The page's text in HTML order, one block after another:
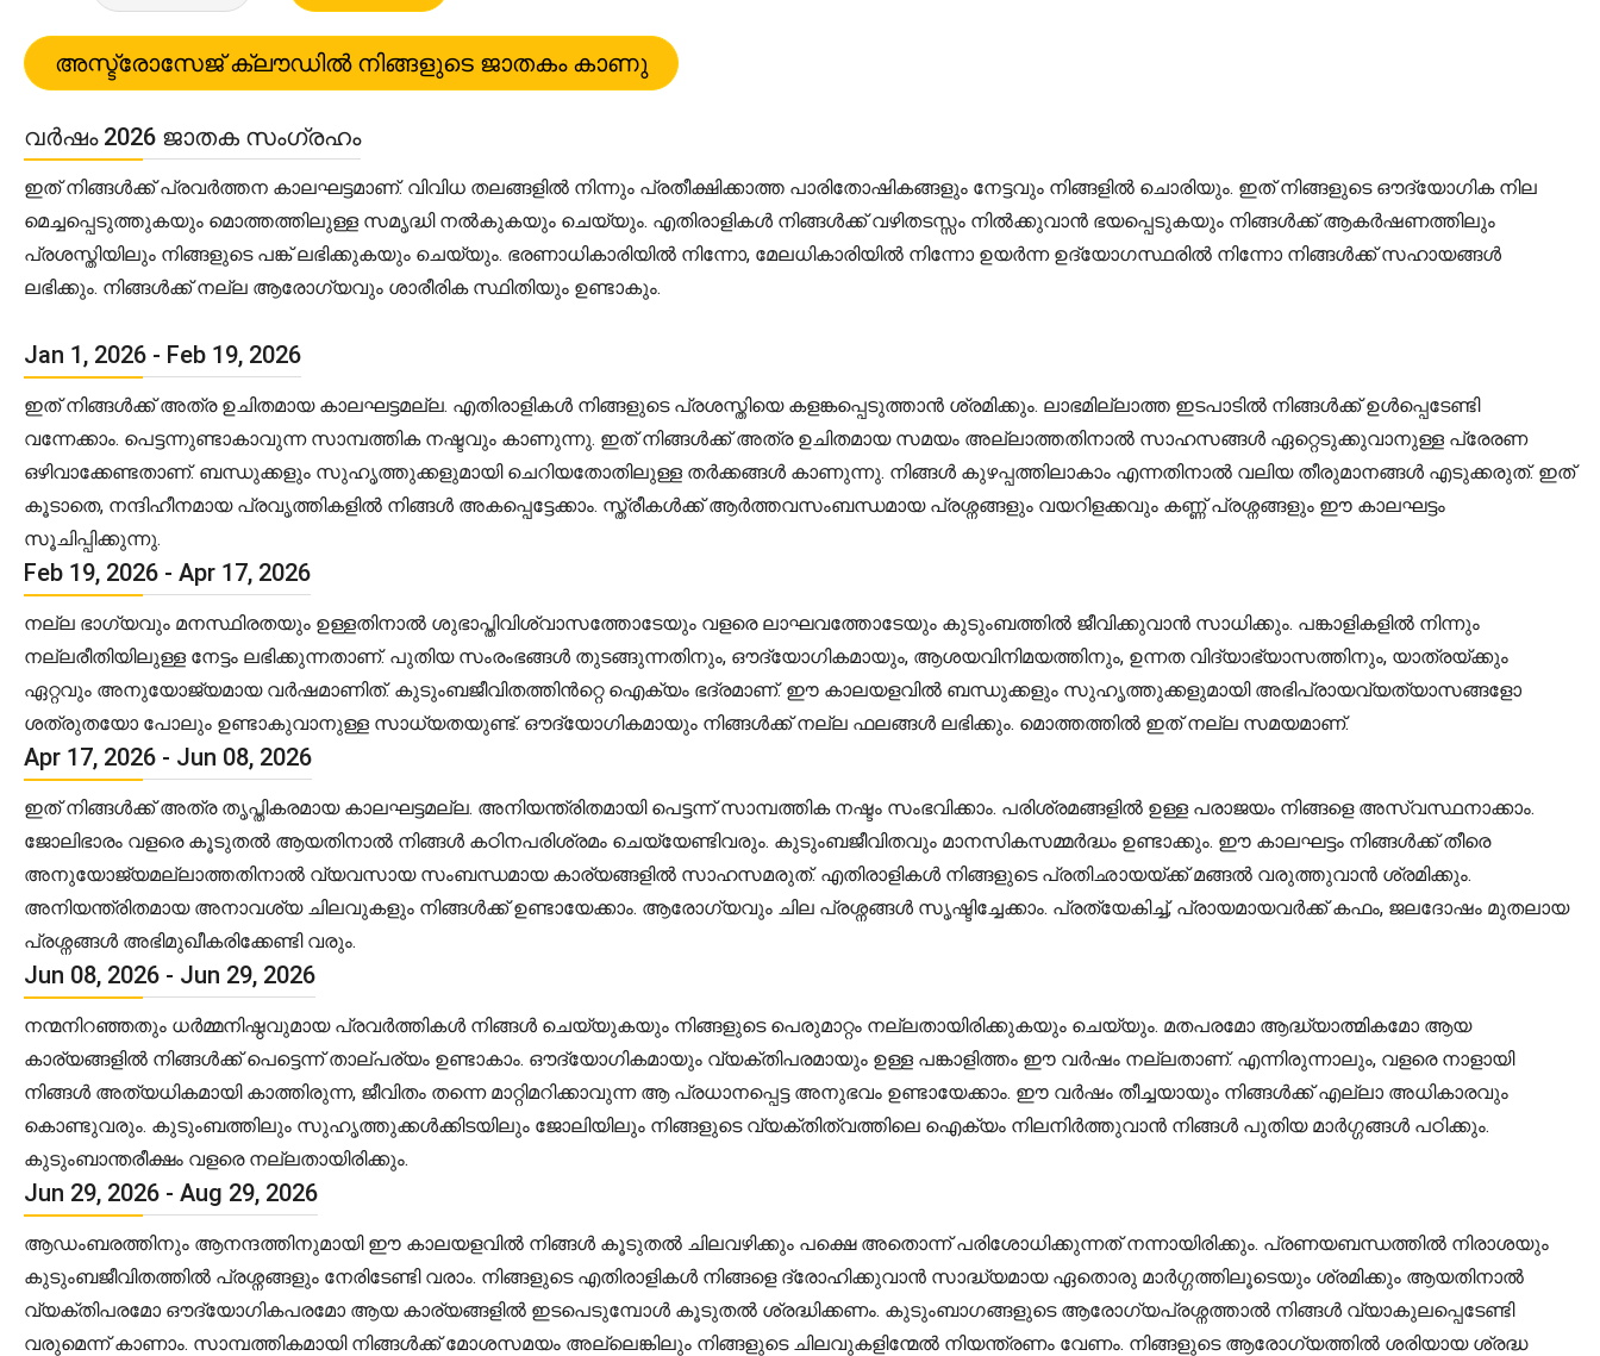
വർഷം 2026 ജാതക സംഗ്രഹം
ഇത് നിങ്ങൾക്ക് പ്രവർത്തന കാലഘട്ടമാണ്. വിവിധ തലങ്ങളിൽ നിന്നും പ്രതീക്ഷിക്കാത്ത പാരിതോഷികങ്ങളും നേട്ടവും നിങ്ങളിൽ ചൊരിയും. ഇത് നിങ്ങളുടെ ഔദ്യോഗിക നില
മെച്ചപ്പെടുത്തുകയും മൊത്തത്തിലുള്ള സമൃദ്ധി നൽകുകയും ചെയ്യും. എതിരാളികൾ നിങ്ങൾക്ക് വഴിതടസ്സം നിൽക്കുവാൻ ഭയപ്പെടുകയും നിങ്ങൾക്ക് ആകർഷണത്തിലും
പ്രശസ്തിയിലും നിങ്ങളുടെ പങ്ക് ലഭിക്കുകയും ചെയ്യും. ഭരണാധികാരിയിൽ നിന്നോ, മേലധികാരിയിൽ നിന്നോ ഉയർന്ന ഉദ്യോഗസ്ഥരിൽ നിന്നോ നിങ്ങൾക്ക് സഹായങ്ങൾ
ലഭിക്കും. നിങ്ങൾക്ക് നല്ല ആരോഗ്യവും ശാരീരിക സ്ഥിതിയും ഉണ്ടാകും.
Jan 1, 2026 - Feb 19, 2026
ഇത് നിങ്ങൾക്ക് അത്ര ഉചിതമായ കാലഘട്ടമല്ല. എതിരാളികൾ നിങ്ങളുടെ പ്രശസ്തിയെ കളങ്കപ്പെടുത്താൻ ശ്രമിക്കും. ലാഭമില്ലാത്ത ഇടപാടിൽ നിങ്ങൾക്ക് ഉൾപ്പെടേണ്ടി
വന്നേക്കാം. പെട്ടന്നുണ്ടാകാവുന്ന സാമ്പത്തിക നഷ്ടവും കാണുന്നു. ഇത് നിങ്ങൾക്ക് അത്ര ഉചിതമായ സമയം അല്ലാത്തതിനാൽ സാഹസങ്ങൾ ഏറ്റെടുക്കുവാനുള്ള പ്രേരണ
ഒഴിവാക്കേണ്ടതാണ്. ബന്ധുക്കളും സുഹൃത്തുക്കളുമായി ചെറിയതോതിലുള്ള തർക്കങ്ങൾ കാണുന്നു. നിങ്ങൾ കുഴപ്പത്തിലാകാം എന്നതിനാൽ വലിയ തീരുമാനങ്ങൾ എടുക്കരുത്. ഇത്
കൂടാതെ, നന്ദിഹീനമായ പ്രവൃത്തികളിൽ നിങ്ങൾ അകപ്പെട്ടേക്കാം. സ്ത്രീകൾക്ക് ആർത്തവസംബന്ധമായ പ്രശ്നങ്ങളും വയറിളക്കവും കണ്ണ് പ്രശ്നങ്ങളും ഈ കാലഘട്ടം
സൂചിപ്പിക്കുന്നു.
Feb 19, 2026 - Apr 17, 2026
നല്ല ഭാഗ്യവും മനസ്ഥിരതയും ഉള്ളതിനാൽ ശുഭാപ്തിവിശ്വാസത്തോടേയും വളരെ ലാഘവത്തോടേയും കുടുംബത്തിൽ ജീവിക്കുവാൻ സാധിക്കും. പങ്കാളികളിൽ നിന്നും
നല്ലരീതിയിലുള്ള നേട്ടം ലഭിക്കുന്നതാണ്. പുതിയ സംരംഭങ്ങൾ തുടങ്ങുന്നതിനും, ഔദ്യോഗികമായും, ആശയവിനിമയത്തിനും, ഉന്നത വിദ്യാഭ്യാസത്തിനും, യാത്രയ്ക്കും
ഏറ്റവും അനുയോജ്യമായ വർഷമാണിത്. കുടുംബജീവിതത്തിൻറ്റെ ഐക്യം ഭദ്രമാണ്. ഈ കാലയളവിൽ ബന്ധുക്കളും സുഹൃത്തുക്കളുമായി അഭിപ്രായവ്യത്യാസങ്ങളോ
ശത്രുതയോ പോലും ഉണ്ടാകുവാനുള്ള സാധ്യതയുണ്ട്. ഔദ്യോഗികമായും നിങ്ങൾക്ക് നല്ല ഫലങ്ങൾ ലഭിക്കും. മൊത്തത്തിൽ ഇത് നല്ല സമയമാണ്.
Apr 17, 2026 - Jun 08, 2026
ഇത് നിങ്ങൾക്ക് അത്ര തൃപ്തികരമായ കാലഘട്ടമല്ല. അനിയന്ത്രിതമായി പെട്ടന്ന് സാമ്പത്തിക നഷ്ടം സംഭവിക്കാം. പരിശ്രമങ്ങളിൽ ഉള്ള പരാജയം നിങ്ങളെ അസ്വസ്ഥനാക്കാം.
ജോലിഭാരം വളരെ കൂടുതൽ ആയതിനാൽ നിങ്ങൾ കഠിനപരിശ്രമം ചെയ്യേണ്ടിവരും. കുടുംബജീവിതവും മാനസികസമ്മർദ്ധം ഉണ്ടാക്കും. ഈ കാലഘട്ടം നിങ്ങൾക്ക് തീരെ
അനുയോജ്യമല്ലാത്തതിനാൽ വ്യവസായ സംബന്ധമായ കാര്യങ്ങളിൽ സാഹസമരുത്. എതിരാളികൾ നിങ്ങളുടെ പ്രതിഛായയ്ക്ക് മങ്ങൽ വരുത്തുവാൻ ശ്രമിക്കും.
അനിയന്ത്രിതമായ അനാവശ്യ ചിലവുകളും നിങ്ങൾക്ക് ഉണ്ടായേക്കാം. ആരോഗ്യവും ചില പ്രശ്നങ്ങൾ സൃഷ്ടിച്ചേക്കാം. പ്രത്യേകിച്ച്, പ്രായമായവർക്ക് കഫം, ജലദോഷം മുതലായ
പ്രശ്നങ്ങൾ അഭിമുഖീകരിക്കേണ്ടി വരും.
Jun 08, 2026 - Jun 29, 2026
നന്മനിറഞ്ഞതും ധർമ്മനിഷ്ഠവുമായ പ്രവർത്തികൾ നിങ്ങൾ ചെയ്യുകയും നിങ്ങളുടെ പെരുമാറ്റം നല്ലതായിരിക്കുകയും ചെയ്യും. മതപരമോ ആദ്ധ്യാത്മികമോ ആയ
കാര്യങ്ങളിൽ നിങ്ങൾക്ക് പെട്ടെന്ന് താല്പര്യം ഉണ്ടാകാം. ഔദ്യോഗികമായും വ്യക്തിപരമായും ഉള്ള പങ്കാളിത്തം ഈ വർഷം നല്ലതാണ്. എന്നിരുന്നാലും, വളരെ നാളായി
നിങ്ങൾ അത്യധികമായി കാത്തിരുന്ന, ജീവിതം തന്നെ മാറ്റിമറിക്കാവുന്ന ആ പ്രധാനപ്പെട്ട അനുഭവം ഉണ്ടായേക്കാം. ഈ വർഷം തീച്ചയായും നിങ്ങൾക്ക് എല്ലാ അധികാരവും
കൊണ്ടുവരും. കുടുംബത്തിലും സുഹൃത്തുക്കൾക്കിടയിലും ജോലിയിലും നിങ്ങളുടെ വ്യക്തിത്വത്തിലെ ഐക്യം നിലനിർത്തുവാൻ നിങ്ങൾ പുതിയ മാർഗ്ഗങ്ങൾ പഠിക്കും.
കുടുംബാന്തരീക്ഷം വളരെ നല്ലതായിരിക്കും.
Jun 29, 2026 - Aug 29, 2026
ആഡംബരത്തിനും ആനന്ദത്തിനുമായി ഈ കാലയളവിൽ നിങ്ങൾ കൂടുതൽ ചിലവഴിക്കും പക്ഷെ അതൊന്ന് പരിശോധിക്കുന്നത് നന്നായിരിക്കും. പ്രണയബന്ധത്തിൽ നിരാശയും
കുടുംബജീവിതത്തിൽ പ്രശ്നങ്ങളും നേരിടേണ്ടി വരാം. നിങ്ങളുടെ എതിരാളികൾ നിങ്ങളെ ദ്രോഹിക്കുവാൻ സാദ്ധ്യമായ ഏതൊരു മാർഗ്ഗത്തിലൂടെയും ശ്രമിക്കും ആയതിനാൽ
വ്യക്തിപരമോ ഔദ്യോഗികപരമോ ആയ കാര്യങ്ങളിൽ ഇടപെടുമ്പോൾ കൂടുതൽ ശ്രദ്ധിക്കണം. കുടുംബാഗങ്ങളുടെ ആരോഗ്യപ്രശ്നത്താൽ നിങ്ങൾ വ്യാകുലപ്പെടേണ്ടി
വരുമെന്ന് കാണാം. സാമ്പത്തികമായി നിങ്ങൾക്ക് മോശസമയം അല്ലെങ്കിലും നിങ്ങളുടെ ചിലവുകളിന്മേൽ നിയന്ത്രണം വേണം. നിങ്ങളുടെ ആരോഗ്യത്തിൽ ശരിയായ ശ്രദ്ധ